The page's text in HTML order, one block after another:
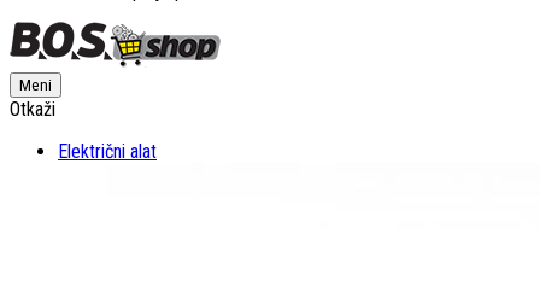
Meni
Otkaži
Električni alat